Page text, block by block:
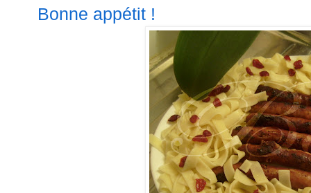
Bonne appétit !